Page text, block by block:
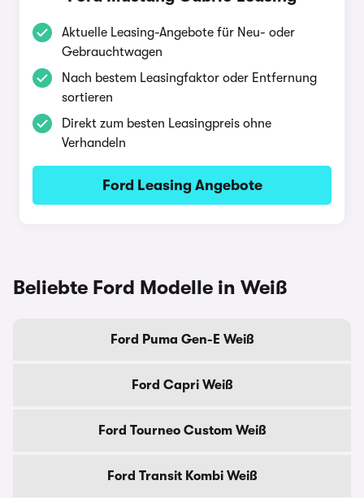
Aktuelle Leasing-Angebote für Neu- oder
Gebrauchtwagen
Nach bestem Leasingfaktor oder Entfernung
sortieren
Direkt zum besten Leasingpreis ohne
Verhandeln
Ford Leasing Angebote
Beliebte Ford Modelle in Weiß
Ford Puma Gen-E Weiß
Ford Capri Weiß
Ford Tourneo Custom Weiß
Ford Transit Kombi Weiß